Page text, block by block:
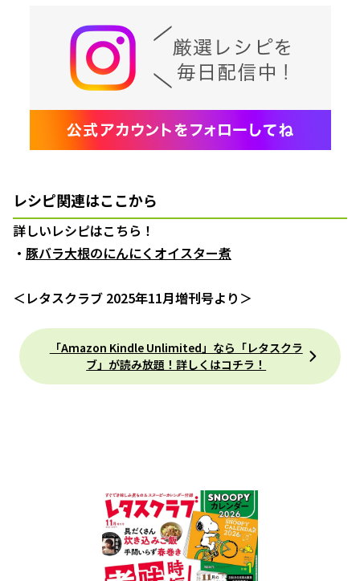
レシピ関連はここから
詳しいレシピはこちら！
・ 豚バラ大根のにんにくオイスター煮
＜レタスクラブ 2025年11月増刊号より＞
「Amazon Kindle Unlimited」なら「レタスクラ
ブ」が読み放題！詳しくはコチラ！